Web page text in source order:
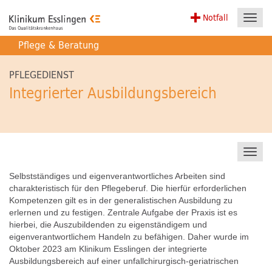
Notfall
Pflege & Beratung
PFLEGEDIENST
Integrierter Ausbildungsbereich
Selbstständiges und eigenverantwortliches Arbeiten sind
charakteristisch für den Pflegeberuf. Die hierfür erforderlichen
Kompetenzen gilt es in der generalistischen Ausbildung zu
erlernen und zu festigen. Zentrale Aufgabe der Praxis ist es
hierbei, die Auszubildenden zu eigenständigem und
eigenverantwortlichem Handeln zu befähigen. Daher wurde im
Oktober 2023 am Klinikum Esslingen der integrierte
Ausbildungsbereich auf einer unfallchirurgisch-geriatrischen